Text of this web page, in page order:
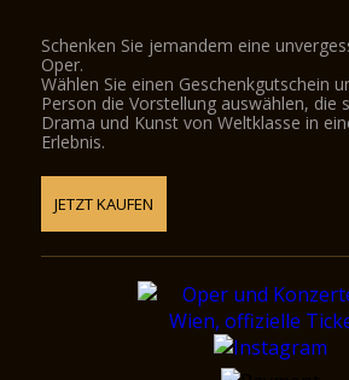
Schenken Sie jemandem eine
Oper.
Wählen Sie einen Geschenkgutschein
Person die Vorstellung auswählen, die
Drama und Kunst von Weltklasse in
Erlebnis.
JETZT KAUFEN